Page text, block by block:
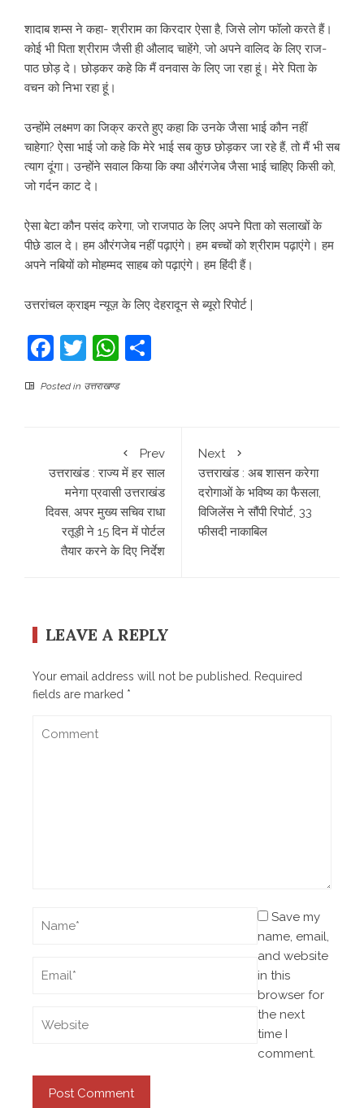
शादाब शम्स ने कहा- श्रीराम का किरदार ऐसा है, जिसे लोग फॉलो करते हैं।
कोई भी पिता श्रीराम जैसी ही औलाद चाहेंगे, जो अपने वालिद के लिए राज-
पाठ छोड़ दे। छोड़कर कहे कि मैं वनवास के लिए जा रहा हूं। मेरे पिता के
वचन को निभा रहा हूं।
उन्होंमे लक्ष्मण का जिक्र करते हुए कहा कि उनके जैसा भाई कौन नहीं
चाहेगा? ऐसा भाई जो कहे कि मेरे भाई सब कुछ छोड़कर जा रहे हैं, तो मैं भी सब
त्याग दूंगा। उन्होंने सवाल किया कि क्या औरंगजेब जैसा भाई चाहिए किसी को,
जो गर्दन काट दे।
ऐसा बेटा कौन पसंद करेगा, जो राजपाठ के लिए अपने पिता को सलाखों के
पीछे डाल दे। हम औरंगजेब नहीं पढ़ाएंगे। हम बच्चों को श्रीराम पढ़ाएंगे। हम
अपने नबियों को मोहम्मद साहब को पढ़ाएंगे। हम हिंदी हैं।
उत्तरांचल क्राइम न्यूज़ के लिए देहरादून से ब्यूरो रिपोर्ट |
Facebook
TwitterWhatsApp
Posted in उत्तराखण्ड
Prev
उत्तराखंड : राज्य में हर साल
मनेगा प्रवासी उत्तराखंड
दिवस, अपर मुख्य सचिव राधा
रतूड़ी ने 15 दिन में पोर्टल
तैयार करने के दिए निर्देश
Next
उत्तराखंड : अब शासन करेगा
दरोगाओं के भविष्य का फैसला,
विजिलेंस ने सौंपी रिपोर्ट, 33
फीसदी नाकाबिल
LEAVE A REPLY
Your email address will not be published.
Required
fields are marked *
Save my
name, email,
and website
in this
browser for
the next
time I
comment.